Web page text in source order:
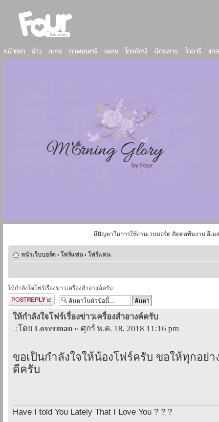
มีปัญหาในการใช้งานเวบบอร์ด ติดต่อทีมงาน อีเม
หน้าเว็บบอร์ด ‹ โฟร์แฟน ‹ โฟร์แฟน
ให้กำลังใจโฟร์เรื่องข่าวเครื่องสำอางค์ครับ
ตอบกระทู้
ให้กำลังใจโฟร์เรื่องข่าวเครื่องสำอางค์ครับ
โดย Loverman » ศุกร์ พ.ค. 18, 2018 11:16 pm
ขอเป็นกำลังใจให้น้องโฟร์ครับ ขอให้ทุกอย่
ดีครับ
Have I told You Lately That I Love You ? ? ?